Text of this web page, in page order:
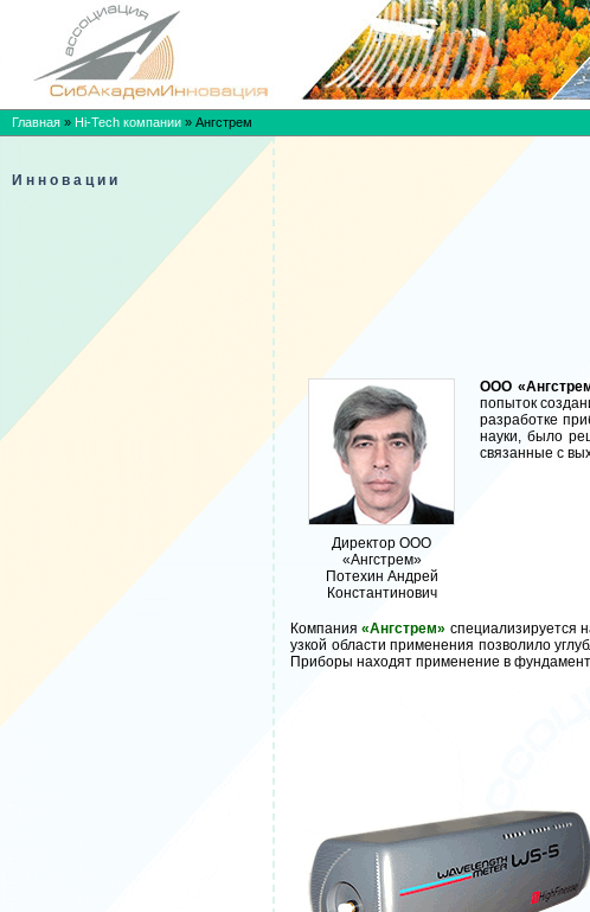
Главная » Hi-Tech компании » Ангстрем
Инновации
Директор ООО
«Ангстрем»
Потехин Андрей
Константинович
ООО
попыток
разработке
науки, было
связанные с
Компания«Ангстрем» специализируется
узкой области применения позволило
Приборы находят применение в